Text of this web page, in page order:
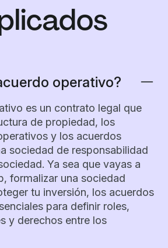
operativo?
es un contrato legal que
de propiedad, los
y los acuerdos
sociedad de responsabilidad
Ya sea que vayas a
formalizar una sociedad
tu inversión, los acuerdos
para definir roles,
y derechos entre los